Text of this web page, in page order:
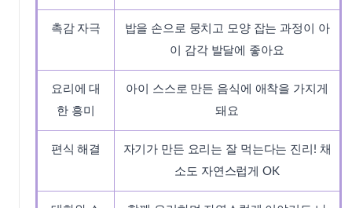
촉감 자극
밥을 손으로 뭉치고 모양 잡는 과정이 아
이 감각 발달에 좋아요
요리에 대
한 흥미
아이 스스로 만든 음식에 애착을 가지게
돼요
편식 해결
자기가 만든 요리는 잘 먹는다는 진리! 채
소도 자연스럽게 OK